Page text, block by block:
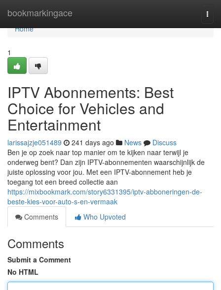
bookmarkingace
Home
Home
1
IPTV Abonnements: Best
Choice for Vehicles and
Entertainment
larissajzje051489 241 days ago News
Discuss
Ben je op zoek naar top manier om te kijken naar terwijl je
onderweg bent? Dan zijn IPTV-abonnementen waarschijnlijk de
juiste oplossing voor jou. Met een IPTV-abonnement heb je
toegang tot een breed collectie aan
https://mixbookmark.com/story6331395/iptv-abboneringen-de-
beste-kies-voor-auto-s-en-vermaak
Comments
Who Upvoted
Comments
Submit a Comment
No HTML